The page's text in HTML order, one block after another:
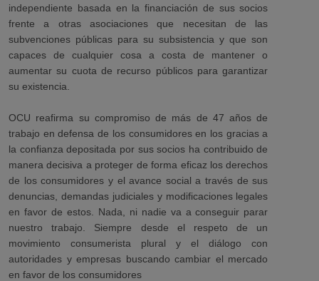
independiente basada en la financiación de sus socios
frente a otras asociaciones que necesitan de las
subvenciones públicas para su subsistencia y que son
capaces de cualquier cosa a costa de mantener o
aumentar su cuota de recurso públicos para garantizar
su existencia.
OCU reafirma su compromiso de más de 47 años de
trabajo en defensa de los consumidores en los gracias a
la confianza depositada por sus socios ha contribuido de
manera decisiva a proteger de forma eficaz los derechos
de los consumidores y el avance social a través de sus
denuncias, demandas judiciales y modificaciones legales
en favor de estos. Nada, ni nadie va a conseguir parar
nuestro trabajo. Siempre desde el respeto de un
movimiento consumerista plural y el diálogo con
autoridades y empresas buscando cambiar el mercado
en favor de los consumidores